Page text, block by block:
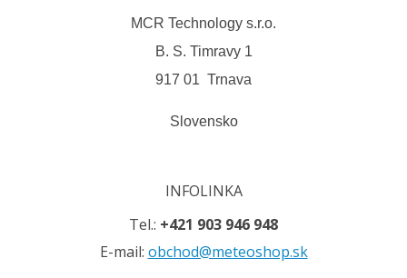
MCR Technology s.r.o.
B. S. Timravy 1
917 01 Trnava
Slovensko
INFOLINKA
Tel.: +421 903 946 948
E-mail: obchod@meteoshop.sk